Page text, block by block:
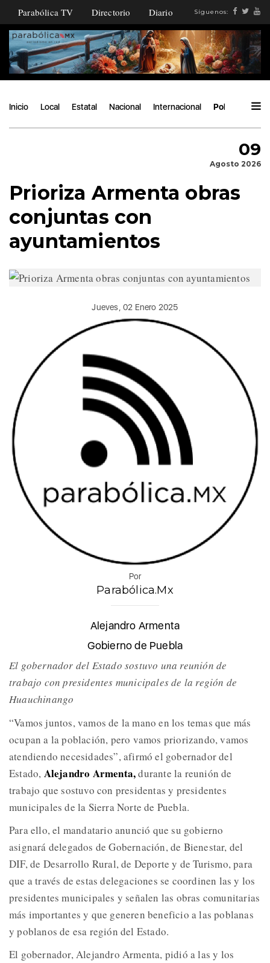
Parabólica TV Directorio Diario Síguenos:
Inicio Local Estatal Nacional Internacional Política
09
Agosto 2026
Prioriza Armenta obras
conjuntas con
ayuntamientos
Jueves, 02 Enero 2025
Por
Parabólica.Mx
Alejandro Armenta
Gobierno de Puebla
El gobernador del Estado sostuvo una reunión de
trabajo con presidentes municipales de la región de
Huauchinango
“Vamos juntos, vamos de la mano en los temas que más
ocupan a la población, pero vamos priorizando, vamos
atendiendo necesidades”, afirmó el gobernador del
Estado, Alejandro Armenta,durante la reunión de
trabajo que sostuvo con presidentas y presidentes
municipales de la Sierra Norte de Puebla.
Para ello, el mandatario anunció que su gobierno
asignará delegados de Gobernación, de Bienestar, del
DIF, de Desarrollo Rural, de Deporte y de Turismo, para
que a través de estas delegaciones se coordinen las y los
presidentes municipales y señalen las obras comunitarias
más importantes y que generen beneficio a las poblanas
y poblanos de esa región del Estado.
El gobernador, Alejandro Armenta, pidió a las y los